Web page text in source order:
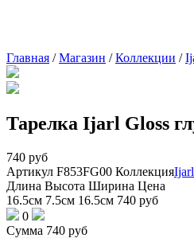
Главная /Магазин /Коллекции /
Тарелка Ijarl Gloss
740 руб
Артикул F853FG00 Коллекция
Длина Высота Ширина Цена
16.5см 7.5см 16.5см 740 руб
0
Сумма 740 руб